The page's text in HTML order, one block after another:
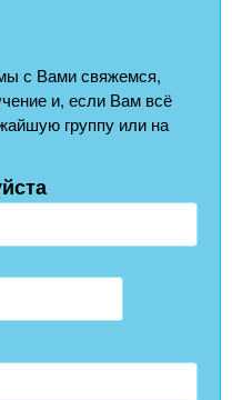
с Вами свяжемся,
и, если Вам всё
группу или на